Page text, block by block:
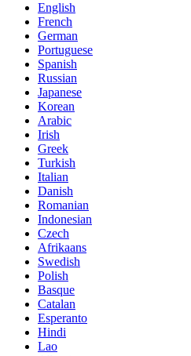
English
French
German
Portuguese
Spanish
Russian
Japanese
Korean
Arabic
Irish
Greek
Turkish
Italian
Danish
Romanian
Indonesian
Czech
Afrikaans
Swedish
Polish
Basque
Catalan
Esperanto
Hindi
Lao